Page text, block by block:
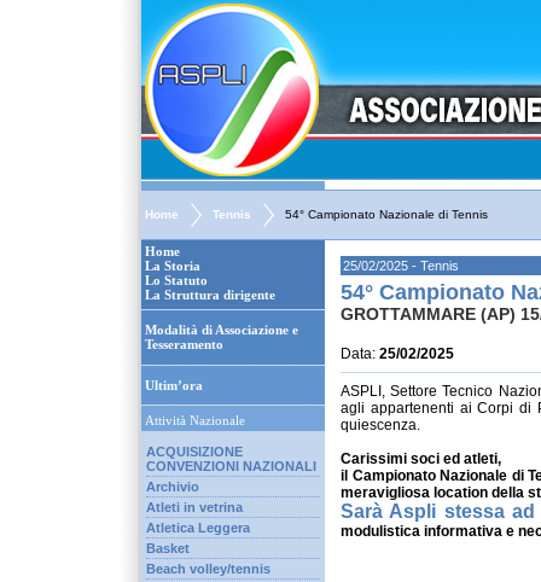
Home Tennis 54° Campionato Nazionale di Tennis
Home
La Storia
Lo Statuto
La Struttura dirigente
Modalità di Associazione e
Tesseramento
Ultim’ora
Attività Nazionale
ACQUISIZIONE
CONVENZIONI NAZIONALI
Archivio
Atleti in vetrina
Atletica Leggera
Basket
Beach volley/tennis
25/02/2025 - Tennis
54° Campionato
GROTTAMMARE (AP)
Data: 25/02/2025
ASPLI, Settore Tecnico
agli appartenenti ai Corpi di
quiescenza.
Carissimi soci ed atleti,
il Campionato Nazionale di
meravigliosa location della
Sarà Asp i stessa
modulistica informativa e